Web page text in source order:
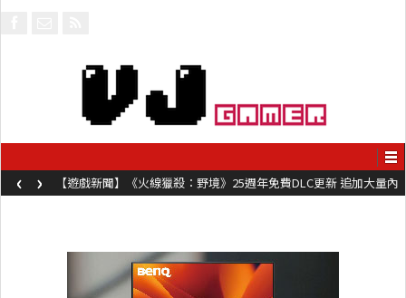
【遊戲新聞】《火線獵殺：野境》25週年免費DLC更新 追加大量內
容同時系舊作限時超平價折扣
‹ ›